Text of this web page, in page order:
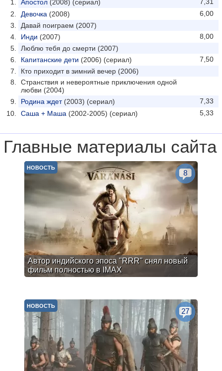
Апостол (2008) (сериал)
6,00
Девочка (2008)
Давай поиграем (2007)
8,00
Инди (2007)
Люблю тебя до смерти (2007)
7,50
Капитанские дети (2006) (сериал)
Кто приходит в зимний вечер (2006)
Странствия и невероятные приключения одной
любви (2004)
7,33
Родина ждет(2003) (сериал)
5,33
Саша + Маша (2002-2005) (сериал)
Главные материалы сайта
Автор индийского эпоса "RRR" снял новый
фильм полностью в IMAX
НОВОСТЬ
8
НОВОСТЬ
27